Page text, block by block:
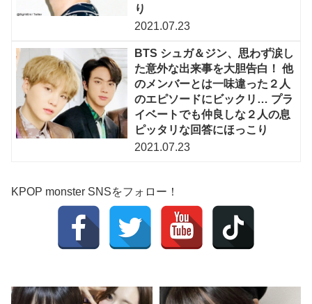
り
2021.07.23
BTS シュガ＆ジン、思わず涙し
た意外な出来事を大胆告白！ 他
のメンバーとは一味違った２人
のエピソードにビックリ… プラ
イベートでも仲良しな２人の息
ピッタリな回答にほっこり
2021.07.23
KPOP monster SNSをフォロー！